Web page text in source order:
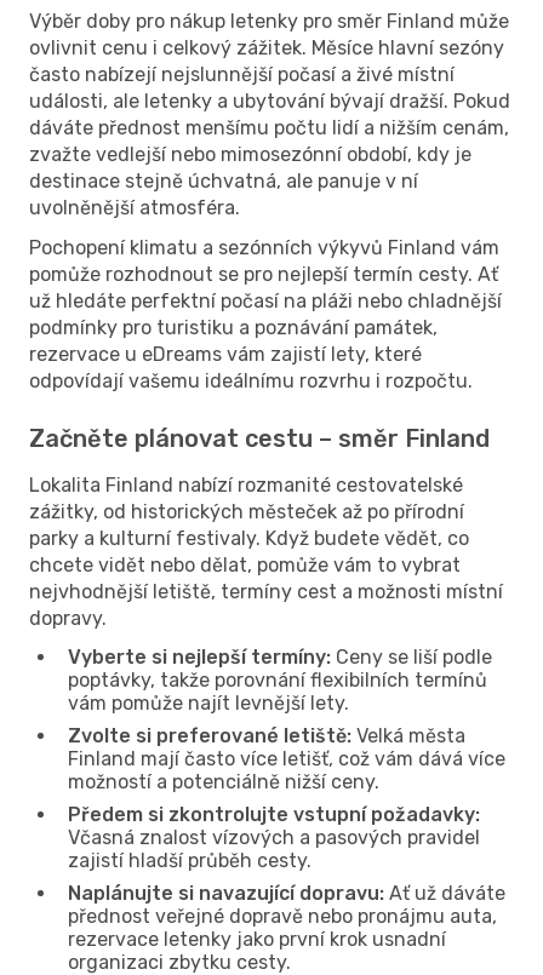
Výběr doby pro nákup letenky pro směr Finland může
ovlivnit cenu i celkový zážitek. Měsíce hlavní sezóny
často nabízejí nejslunnější počasí a živé místní
události, ale letenky a ubytování bývají dražší. Pokud
dáváte přednost menšímu počtu lidí a nižším cenám,
zvažte vedlejší nebo mimosezónní období, kdy je
destinace stejně úchvatná, ale panuje v ní
uvolněnější atmosféra.
Pochopení klimatu a sezónních výkyvů Finland vám
pomůže rozhodnout se pro nejlepší termín cesty. Ať
už hledáte perfektní počasí na pláži nebo chladnější
podmínky pro turistiku a poznávání památek,
rezervace u eDreams vám zajistí lety, které
odpovídají vašemu ideálnímu rozvrhu i rozpočtu.
Začněte plánovat cestu – směr Finland
Lokalita Finland nabízí rozmanité cestovatelské
zážitky, od historických městeček až po přírodní
parky a kulturní festivaly. Když budete vědět, co
chcete vidět nebo dělat, pomůže vám to vybrat
nejvhodnější letiště, termíny cest a možnosti místní
dopravy.
Vyberte si nejlepší termíny: Ceny se liší podle
poptávky, takže porovnání flexibilních termínů
vám pomůže najít levnější lety.
Zvolte si preferované letiště: Velká města
Finland mají často více letišť, což vám dává více
možností a potenciálně nižší ceny.
Předem si zkontrolujte vstupní požadavky:
Včasná znalost vízových a pasových pravidel
zajistí hladší průběh cesty.
Naplánujte si navazující dopravu: Ať už dáváte
přednost veřejné dopravě nebo pronájmu auta,
rezervace letenky jako první krok usnadní
organizaci zbytku cesty.